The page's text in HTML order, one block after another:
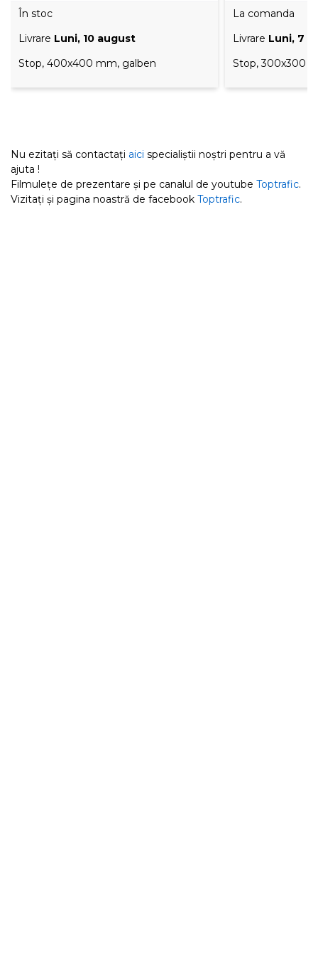
În stoc
Livrare Luni, 10 august
Stop, 400x400 mm, galben
La comanda
Livrare Luni, 7
Stop, 300x300
Nu ezitați să contactați aici specialiștii noștri pentru a vă
ajuta !
Filmulețe de prezentare și pe canalul de youtube Toptrafic.
Vizitați și pagina noastră de facebook Toptrafic.